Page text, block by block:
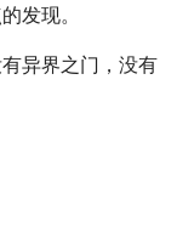
发现。
异界之门，没有